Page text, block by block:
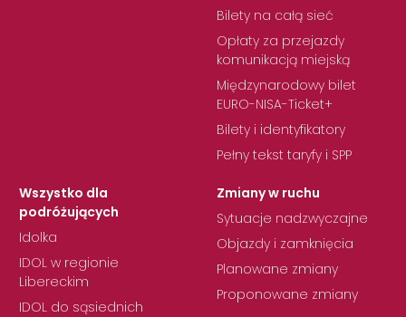
Bilety na całą sieć
Opłaty za przejazdy
komunikacją miejską
Międzynarodowy bilet
EURO-NISA-Ticket+
Bilety i identyfikatory
Pełny tekst taryfy i SPP
Wszystko dla
podróżujących
Idolka
IDOL w regionie
Libereckim
IDOL do sąsiednich
Zmiany w ruchu
Sytuacje nadzwyczajne
Objazdy i zamknięcia
Planowane zmiany
Proponowane zmiany